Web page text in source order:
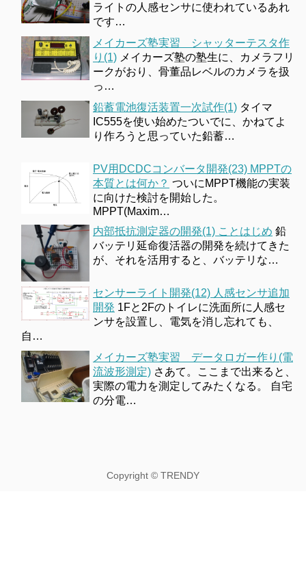
ライトの人感センサに使われているあれ
です…
メイカーズ塾実習 シャッターテスタ作
り(1) メイカーズ塾の塾生に、カメラフリ
ークがおり、骨董品レベルのカメラを扱
っ…
鉛蓄電池復活装置一次試作(1) タイマ
IC555を使い始めたついでに、かねてよ
り作ろうと思っていた鉛蓄…
PV用DCDCコンバータ開発(23) MPPTの
本質とは何か？ ついにMPPT機能の実装
に向けた検討を開始した。
MPPT(Maxim…
内部抵抗測定器の開発(1) ことはじめ 鉛
バッテリ延命復活器の開発を続けてきた
が、それを活用すると、バッテリな…
センサーライト開発(12) 人感センサ追加
開発 1Fと2Fのトイレに洗面所に人感セ
ンサを設置し、電気を消し忘れても、
自…
メイカーズ塾実習 データロガー作り(電
流波形測定) さあて。ここまで出来ると、
実際の電力を測定してみたくなる。 自宅
の分電…
Copyright © TRENDY